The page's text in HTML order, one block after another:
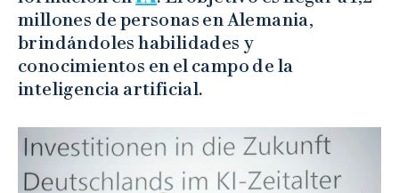
millones de personas en Alemania,
brindándoles habilidades y
conocimientos en el campo de la
inteligencia artificial.